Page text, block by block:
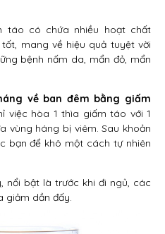
táo có chứa nhiều hoạt chất
mang về hiệu quả tuyệt vời
bệnh nấm da, mẩn đỏ, mẩn
về ban đêm bằng giấm
việc hòa 1 thìa giấm táo với 1
vùng háng bị viêm. Sau khoản
bạn để khô một cách tự nhiên
nổi bật là trước khi đi ngủ, các
giảm dần đấy.